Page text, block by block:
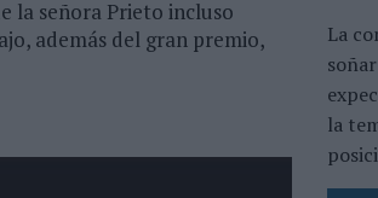
la señora Prieto incluso
además del gran premio,
La
la